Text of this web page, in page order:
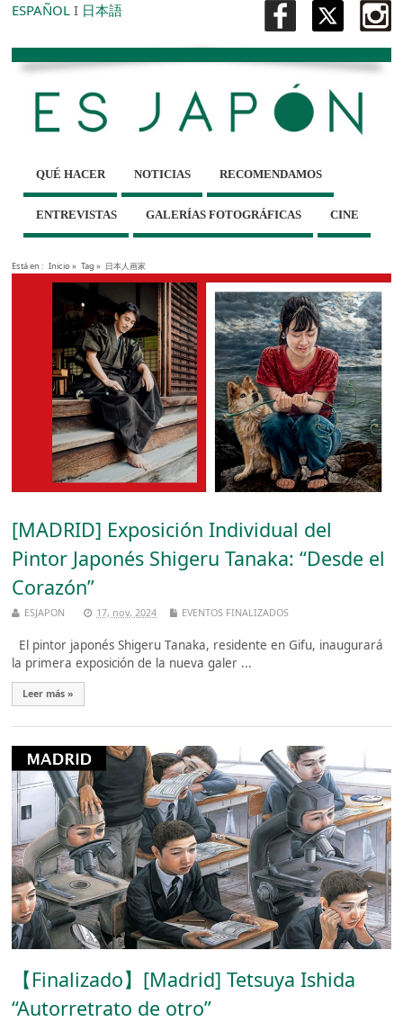
ESPAÑOL I 日本語
QUÉ HACER NOTICIAS RECOMENDAMOS
ENTREVISTAS GALERÍAS FOTOGRÁFICAS CINE
Está en : Inicio» Tag » 日本人画家
[MADRID] Exposición Individual del
Pintor Japonés Shigeru Tanaka: “Desde el
Corazón”
ESJAPON 17, nov, 2024 EVENTOS FINALIZADOS
El pintor japonés Shigeru Tanaka, residente en Gifu, inaugurará
la primera exposición de la nueva galer ...
Leer más »
【Finalizado】[Madrid] Tetsuya Ishida
“Autorretrato de otro”